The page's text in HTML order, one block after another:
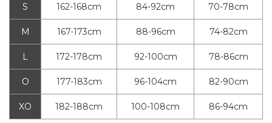
S 162-168cm 84-92cm 70-78cm
M 167-173cm 88-96cm 74-82cm
L 172-178cm 92-100cm 78-86cm
O 177-183cm 96-104cm 82-90cm
XO 182-188cm 100-108cm 86-94cm